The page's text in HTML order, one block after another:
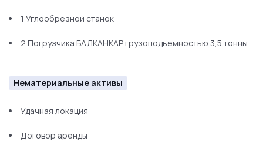
1 Углообрезной станок
2 Погрузчика БАЛКАНКАР грузоподъемностью 3,5 тонны
Нематериальные активы
Удачная локация
Договор аренды